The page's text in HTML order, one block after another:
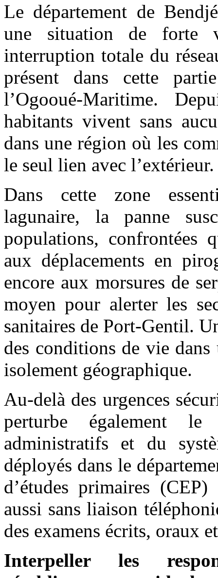
Le département de
une situation de forte
interruption totale du
présent dans cette
l’Ogooué-Maritime.
habitants vivent sans
dans une région où les
le seul lien avec l’extérieur.
Dans cette zone
lagunaire, la panne
populations, confrontées
aux déplacements en
encore aux morsures de
moyen pour alerter les
sanitaires de Port-Gentil.
des conditions de vie
isolement géographique.
Au-delà des urgences
perturbe également le
administratifs et du
déployés dans le
d’études primaires
aussi sans liaison
des examens écrits, oraux
Interpeller les